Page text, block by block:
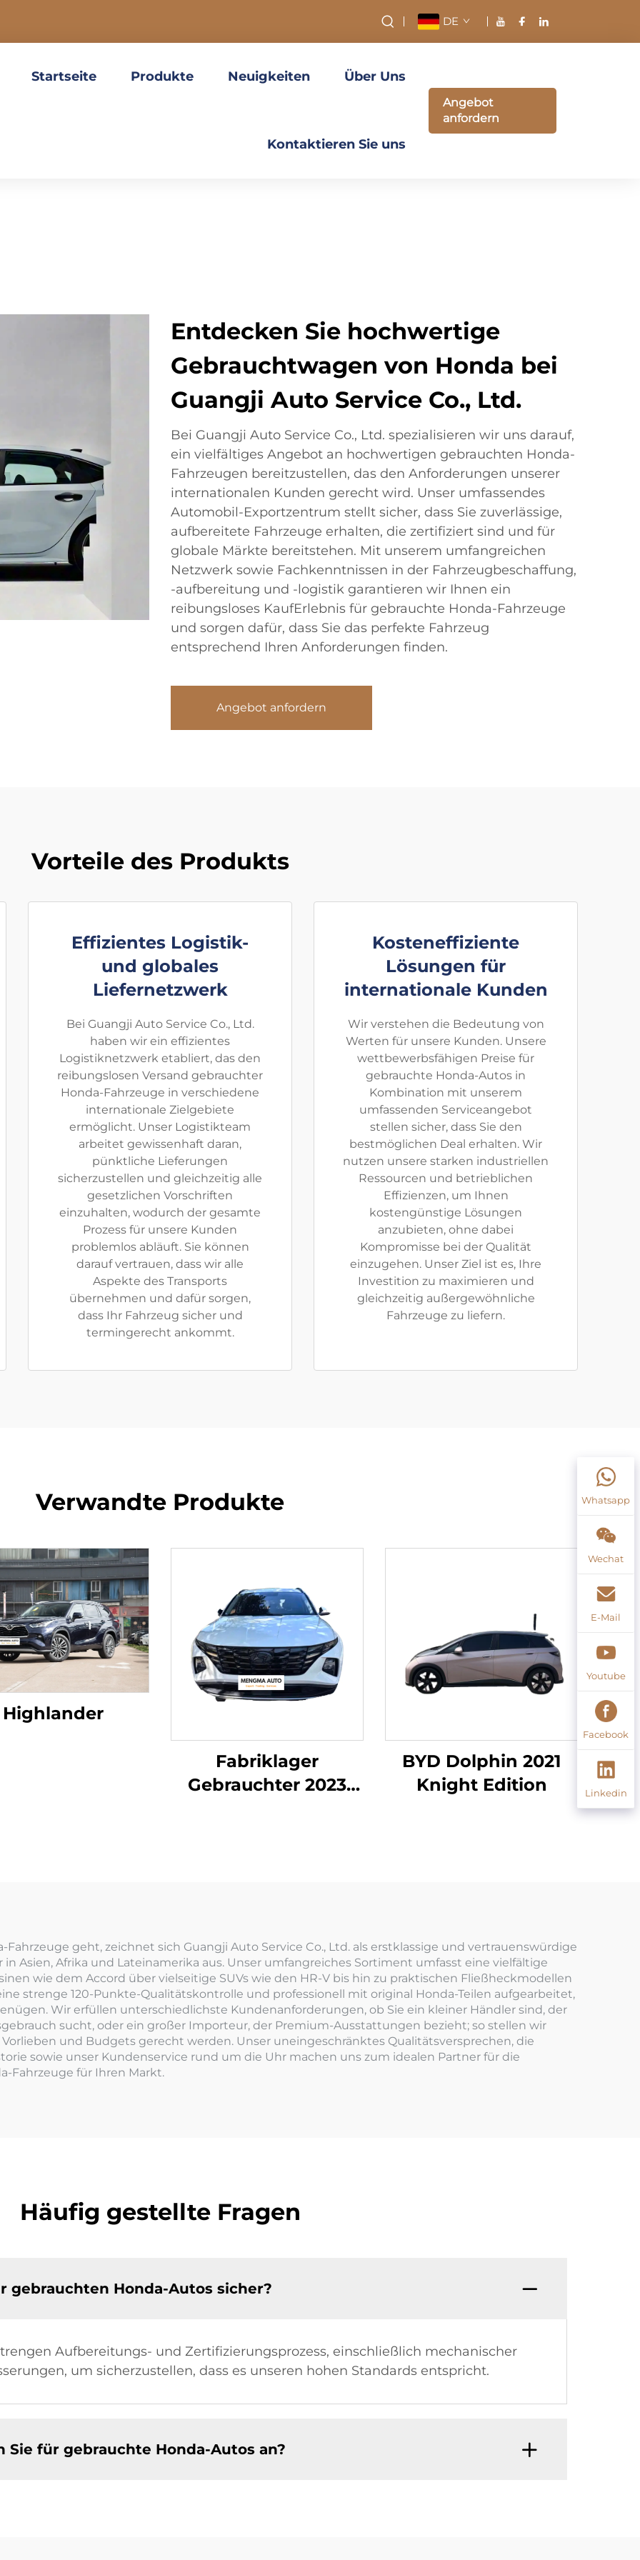
DE
Startseite Produkte Neuigkeiten Über Uns
Kontaktieren Sie uns
Angebot
anfordern
Entdecken Sie hochwertige
Gebrauchtwagen von Honda bei
Guangji Auto Service Co., Ltd.
Bei Guangji Auto Service Co., Ltd. spezialisieren wir uns darauf,
ein vielfältiges Angebot an hochwertigen gebrauchten Honda-
Fahrzeugen bereitzustellen, das den Anforderungen unserer
internationalen Kunden gerecht wird. Unser umfassendes
Automobil-Exportzentrum stellt sicher, dass Sie zuverlässige,
aufbereitete Fahrzeuge erhalten, die zertifiziert sind und für
globale Märkte bereitstehen. Mit unserem umfangreichen
Netzwerk sowie Fachkenntnissen in der Fahrzeugbeschaffung,
-aufbereitung und -logistik garantieren wir Ihnen ein
reibungsloses KaufErlebnis für gebrauchte Honda-Fahrzeuge
und sorgen dafür, dass Sie das perfekte Fahrzeug
entsprechend Ihren Anforderungen finden.
Angebot anfordern
Vorteile des Produkts
Effizientes Logistik-
und globales
Liefernetzwerk
Bei Guangji Auto Service Co., Ltd.
haben wir ein effizientes
Logistiknetzwerk etabliert, das den
reibungslosen Versand gebrauchter
Honda-Fahrzeuge in verschiedene
internationale Zielgebiete
ermöglicht. Unser Logistikteam
arbeitet gewissenhaft daran,
pünktliche Lieferungen
sicherzustellen und gleichzeitig alle
gesetzlichen Vorschriften
einzuhalten, wodurch der gesamte
Prozess für unsere Kunden
problemlos abläuft. Sie können
darauf vertrauen, dass wir alle
Aspekte des Transports
übernehmen und dafür sorgen,
dass Ihr Fahrzeug sicher und
termingerecht ankommt.
Kosteneffiziente
Lösungen für
internationale Kunden
Wir verstehen die Bedeutung von
Werten für unsere Kunden. Unsere
wettbewerbsfähigen Preise für
gebrauchte Honda-Autos in
Kombination mit unserem
umfassenden Serviceangebot
stellen sicher, dass Sie den
bestmöglichen Deal erhalten. Wir
nutzen unsere starken industriellen
Ressourcen und betrieblichen
Effizienzen, um Ihnen
kostengünstige Lösungen
anzubieten, ohne dabei
Kompromisse bei der Qualität
einzugehen. Unser Ziel ist es, Ihre
Investition zu maximieren und
gleichzeitig außergewöhnliche
Fahrzeuge zu liefern.
Verwandte Produkte
Highlander
Fabriklager
Gebrauchter 2023
BYD Dolphin 2021
Knight Edition
geht, zeichnet sich Guangji Auto Service Co., Ltd. als erstklassige und vertrauenswürdige
Asien, Afrika und Lateinamerika aus. Unser umfangreiches Sortiment umfasst eine vielfältige
wie dem Accord über vielseitige SUVs wie den HR-V bis hin zu praktischen Fließheckmodellen
strenge 120-Punkte-Qualitätskontrolle und professionell mit original Honda-Teilen aufgearbeitet,
Wir erfüllen unterschiedlichste Kundenanforderungen, ob Sie ein kleiner Händler sind, der
sucht, oder ein großer Importeur, der Premium-Ausstattungen bezieht; so stellen wir
und Budgets gerecht werden. Unser uneingeschränktes Qualitätsversprechen, die
sowie unser Kundenservice rund um die Uhr machen uns zum idealen Partner für die
Fahrzeuge für Ihren Markt.
Häufig gestellte Fragen
gebrauchten Honda-Autos sicher?
Aufbereitungs- und Zertifizierungsprozess, einschließlich mechanischer
um sicherzustellen, dass es unseren hohen Standards entspricht.
für gebrauchte Honda-Autos an?
Whatsapp
Wechat
E-Mail
Youtube
Facebook
Linkedin